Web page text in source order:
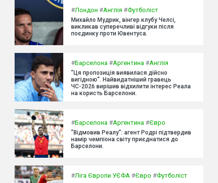
#Лондон #Англія #Футболіст
Михайло Мудрик, вінгер клубу Челсі,
викликав суперечливі відгуки після
поєдинку проти Ювентуса.
#Барселона #Аргентина #Англія
"Ця пропозиція виявилася дійсно
вигідною". Найвидатніший гравець
ЧС-2026 вирішив відхилити інтерес Реала
на користь Барселони.
#Барселона #Аргентина #Євро
"Відмовив Реалу": агент Родрі підтвердив
намір чемпіона світу приєднатися до
Барселони.
#Ліга Європи УЄФА #Євро #Футболіст